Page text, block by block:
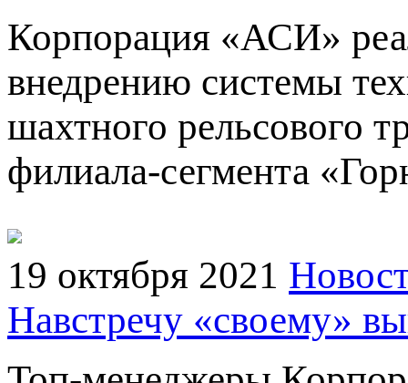
Корпорация «АСИ»
внедрению системы
шахтного рельсового
филиала-сегмента
19 октября 2021
Навстречу «своему»